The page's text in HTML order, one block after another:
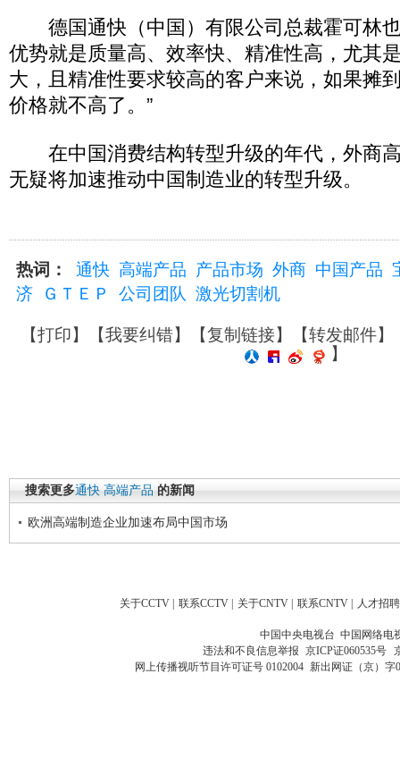
德国通快（中国）有限公司总裁霍可林也
优势就是质量高、效率快、精准性高，尤其
大，且精准性要求较高的客户来说，如果摊
价格就不高了。”
在中国消费结构转型升级的年代，外商
无疑将加速推动中国制造业的转型升级。
热词： 通快 高端产品 产品市场 外商 中国产品
济
ＧＴＥＰ 公司团队 激光切割机
【打印】【我要纠错】【复制链接】【转发邮件】
】
搜索更多通快 高端产品 的新闻
欧洲高端制造企业加速布局中国市场
关于CCTV 联系CCTV 关于CNTV 联系CNTV 人才招聘
中国中央电视台 中国网络电
违法和不良信息举报 京ICP证060535号
网上传播视听节目许可证号 0102004 新出网证（京）